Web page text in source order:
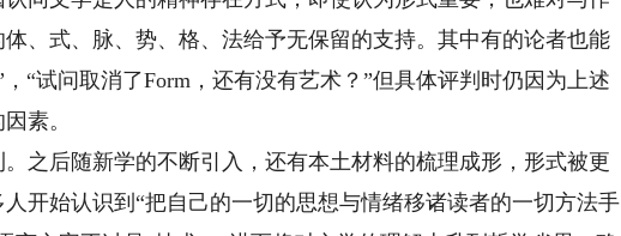
、式、脉、势、格、法给予无保留的支持。其中有的论者也能
“试问取消了Form，还有没有艺术？”但具体评判时仍因为上述
素。
后随新学的不断引入，还有本土材料的梳理成形，形式被更
开始认识到“把自己的一切的思想与情绪移诸读者的一切方法手